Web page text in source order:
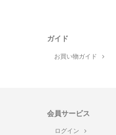
ガイド
お買い物ガイド
会員サービス
ログイン